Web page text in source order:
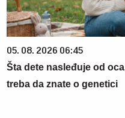
05. 08. 2026 06:45
Šta dete nasleđuje od
treba da znate o genetici